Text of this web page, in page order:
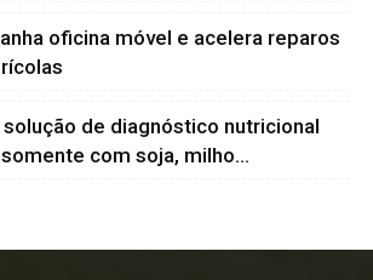
oficina móvel e acelera reparos
solução de diagnóstico nutricional
com soja, milho...